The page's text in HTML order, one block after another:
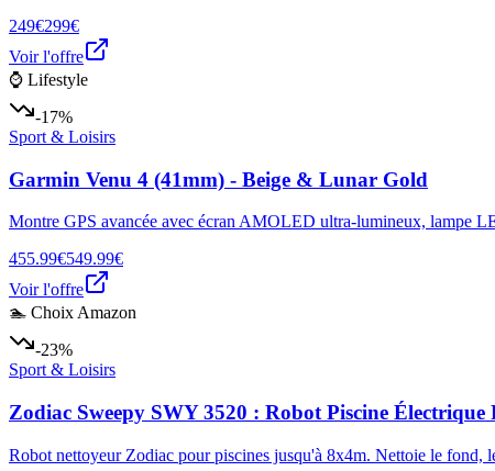
249€299€
Voir l'offre
⌚ Lifestyle
-17%
Sport & Loisirs
Garmin Venu 4 (41mm) - Beige & Lunar Gold
Montre GPS avancée avec écran AMOLED ultra-lumineux, lampe
455.99€549.99€
Voir l'offre
🏊 Choix Amazon
-23%
Sport & Loisirs
Zodiac Sweepy SWY 3520 : Robot Piscine
Robot nettoyeur Zodiac pour piscines jusqu'à 8x4m. Nettoie le fond,